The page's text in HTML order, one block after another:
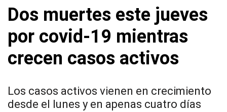
Dos muertes este jueves
por covid-19 mientras
crecen casos activos
Los casos activos vienen en crecimiento
desde el lunes y en apenas cuatro días